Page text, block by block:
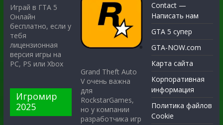
Играй в ГТА 5
Онлайн
бесплатно, если у
тебя
лицензионная
версия игры на
PC, PS или Xbox
Игромир
2025
Grand Theft Auto
V очень важна
для
RockstarGames,
но у компании
разработчика игр
Contact —
Написать нам
GTA 5 супер
GTA-NOW.com
Карта сайта
Корпоративная
информация
Политика файлов
Cookie